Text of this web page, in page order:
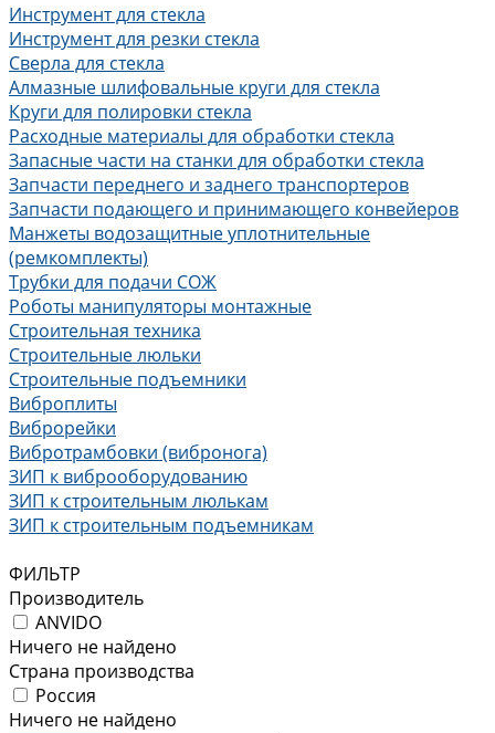
Инструмент для стекла
Инструмент для резки стекла
Сверла для стекла
Алмазные шлифовальные круги для стекла
Круги для полировки стекла
Расходные материалы для обработки стекла
Запасные части на станки для обработки стекла
Запчасти переднего и заднего транспортеров
Запчасти подающего и принимающего конвейеров
Манжеты водозащитные уплотнительные
(ремкомплекты)
Трубки для подачи СОЖ
Роботы манипуляторы монтажные
Строительная техника
Строительные люльки
Строительные подъемники
Виброплиты
Виброрейки
Вибротрамбовки (вибронога)
ЗИП к виброоборудованию
ЗИП к строительным люлькам
ЗИП к строительным подъемникам
ФИЛЬТР
Производитель
ANVIDO
Ничего не найдено
Страна производства
Россия
Ничего не найдено